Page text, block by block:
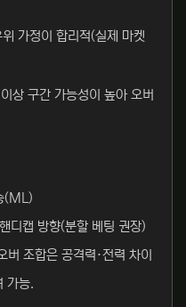
가정이 합리적(실제 마켓
상 구간 가능성이 높아 오버
(ML)
캡 방향(분할 베팅 권장)
조합은 공격력·전력 차이
가능.